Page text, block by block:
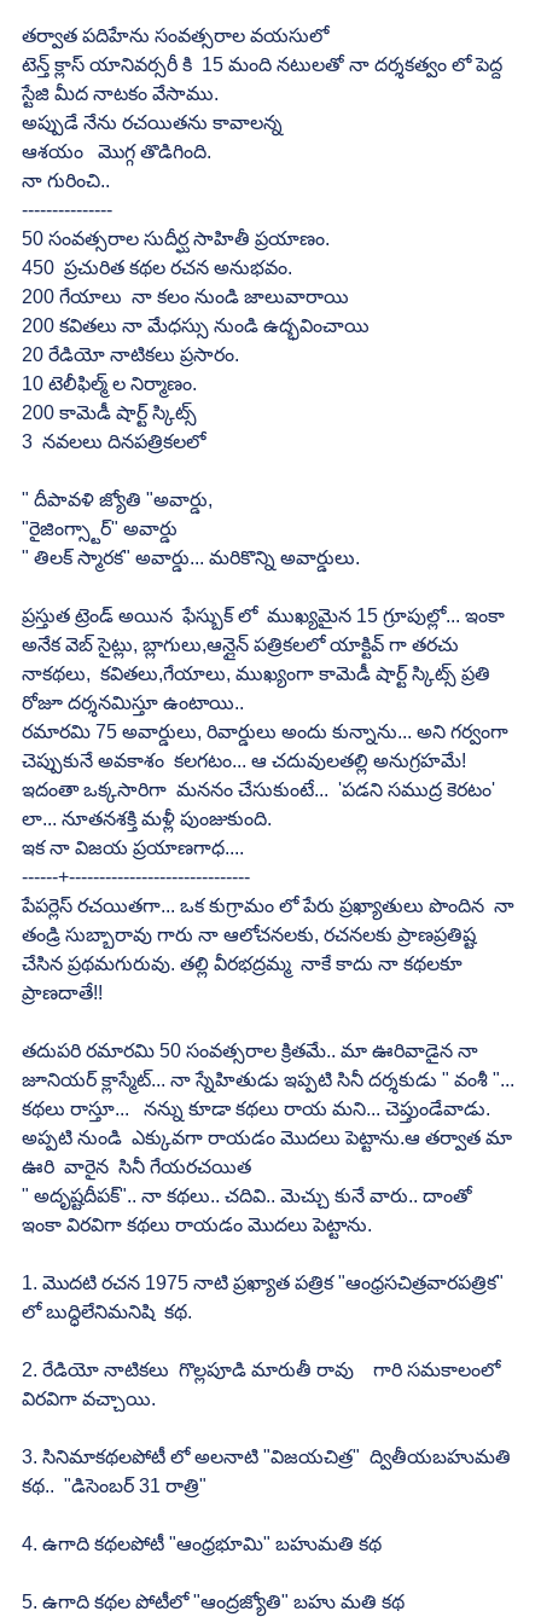
తర్వాత పదిహేను సంవత్సరాల వయసులో
టెన్త్ క్లాస్ యానివర్సరీ కి  15 మంది నటులతో నా దర్శకత్వం లో పెద్ద
స్టేజి మీద నాటకం వేసాము.
అప్పుడే నేను రచయితను కావాలన్న
ఆశయం   మొగ్గ తొడిగింది.
నా గురించి..
---------------
50 సంవత్సరాల సుదీర్ఘ సాహితీ ప్రయాణం.
450  ప్రచురిత కథల రచన అనుభవం.
200 గేయాలు  నా కలం నుండి జాలువారాయి
200 కవితలు నా మేధస్సు నుండి ఉద్భవించాయి
20 రేడియో నాటికలు ప్రసారం.
10 టెలీఫిల్మ్ ల నిర్మాణం.
200 కామెడీ షార్ట్ స్కిట్స్
3  నవలలు దినపత్రికలలో
" దీపావళి జ్యోతి "అవార్డు,
"రైజింగ్స్టార్" అవార్డు
" తిలక్ స్మారక" అవార్డు... మరికొన్ని అవార్డులు.
ప్రస్తుత ట్రెండ్ అయిన  ఫేస్బుక్ లో  ముఖ్యమైన 15 గ్రూపుల్లో... ఇంకా
అనేక వెబ్ సైట్లు, బ్లాగులు,ఆన్లైన్ పత్రికలలో యాక్టివ్ గా తరచు
నాకథలు,  కవితలు,గేయాలు, ముఖ్యంగా కామెడీ షార్ట్ స్కిట్స్ ప్రతి
రోజూ దర్శనమిస్తూ ఉంటాయి..
రమారమి 75 అవార్డులు, రివార్డులు అందు కున్నాను... అని గర్వంగా
చెప్పుకునే అవకాశం  కలగటం... ఆ చదువులతల్లి అనుగ్రహమే!
ఇదంతా ఒక్కసారిగా  మననం చేసుకుంటే...  'పడని సముద్ర కెరటం'
లా... నూతనశక్తి మళ్లీ పుంజుకుంది.
ఇక నా విజయ ప్రయాణగాధ....
------+------------------------------
పేపర్లెస్ రచయితగా... ఒక కుగ్రామం లో పేరు ప్రఖ్యాతులు పొందిన  నా
తండ్రి సుబ్బారావు గారు నా ఆలోచనలకు, రచనలకు ప్రాణప్రతిష్ట
చేసిన ప్రథమగురువు. తల్లి వీరభద్రమ్మ  నాకే కాదు నా కథలకూ
ప్రాణదాతే!!
తదుపరి రమారమి 50 సంవత్సరాల క్రితమే.. మా ఊరివాడైన నా
జూనియర్ క్లాస్మేట్... నా స్నేహితుడు ఇప్పటి సినీ దర్శకుడు " వంశీ "...
కథలు రాస్తూ...   నన్ను కూడా కథలు రాయ మని... చెప్తుండేవాడు.
అప్పటి నుండి  ఎక్కువగా రాయడం మొదలు పెట్టాను.ఆ తర్వాత మా
ఊరి  వారైన  సినీ గేయరచయిత
" అదృష్టదీపక్".. నా కథలు.. చదివి.. మెచ్చు కునే వారు.. దాంతో
ఇంకా విరవిగా కథలు రాయడం మొదలు పెట్టాను.
1. మొదటి రచన 1975 నాటి ప్రఖ్యాత పత్రిక "ఆంధ్రసచిత్రవారపత్రిక"
లో బుద్ధిలేనిమనిషి  కథ.
2. రేడియో నాటికలు  గొల్లపూడి మారుతీ రావు    గారి సమకాలంలో
విరవిగా వచ్చాయి.
3. సినిమాకథలపోటీ లో అలనాటి "విజయచిత్ర"  ద్వితీయబహుమతి
కథ..  "డిసెంబర్ 31 రాత్రి"
4. ఉగాది కథలపోటీ "ఆంధ్రభూమి" బహుమతి కథ
5. ఉగాది కథల పోటీలో "ఆంద్రజ్యోతి" బహు మతి కథ